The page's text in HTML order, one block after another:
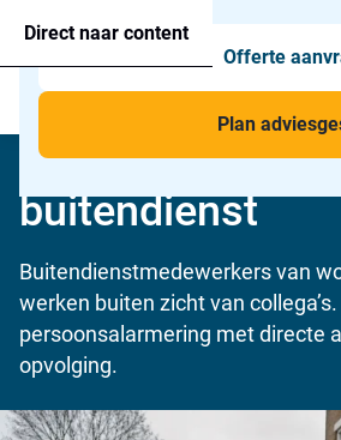
Direct naar content
Agressie alarmering
Man-down & BHV Alarmering
Voor wie
Toepassingen
Offerte
Plan
buitendienst
Buitendienstmedewerkers van
werken buiten zicht van
persoonsalarmering met directe
opvolging.